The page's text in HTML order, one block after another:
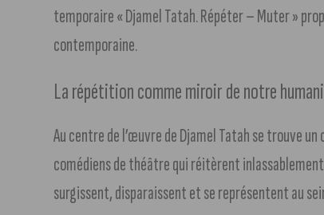
temporaire « Djamel Tatah. Répéter – Muter »
contemporaine.
La répétition comme miroir de notre
Au centre de l’œuvre de Djamel Tatah se trouve
comédiens de théâtre qui réitèrent
surgissent, disparaissent et se représentent au